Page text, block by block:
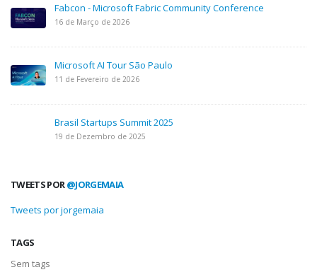
Fabcon - Microsoft Fabric Community Conference
16 de Março de 2026
Microsoft AI Tour São Paulo
11 de Fevereiro de 2026
Brasil Startups Summit 2025
19 de Dezembro de 2025
TWEETS POR @JORGEMAIA
Tweets por jorgemaia
TAGS
Sem tags